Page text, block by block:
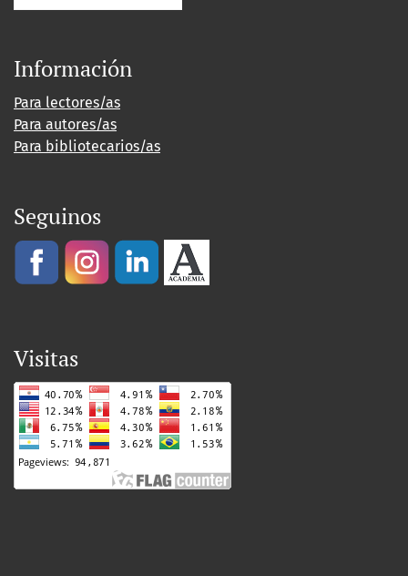
Información
Para lectores/as
Para autores/as
Para bibliotecarios/as
Seguinos
Visitas